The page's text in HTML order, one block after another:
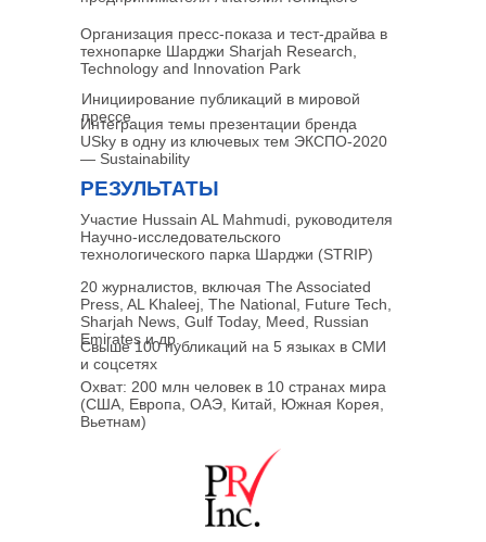
РЕЗУЛЬТАТЫ
Участие Hussain AL Mahmudi, руководителя
Научно-исследовательского
технологического парка Шарджи (STRIP)
Организация пресс-показа и тест-драйва в
технопарке Шарджи Sharjah Research,
Technology and Innovation Park
Интеграция темы презентации бренда
USky в одну из ключевых тем ЭКСПО-2020
— Sustainability
20 журналистов, включая The Associated
Press, AL Khaleej, The National, Future Tech,
Sharjah News, Gulf Today, Meed, Russian
Emirates и др.
Инициирование публикаций в мировой
прессе
Охват: 200 млн человек в 10 странах мира
(США, Европа, ОАЭ, Китай, Южная Корея,
Вьетнам)
Свыше 100 публикаций на 5 языках в СМИ
и соцсетях